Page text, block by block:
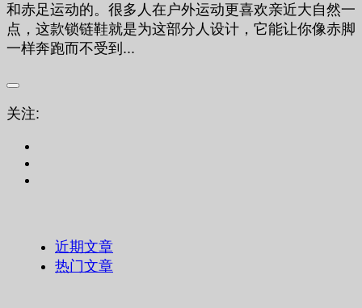
和赤足运动的。很多人在户外运动更喜欢亲近大自然一
点，这款锁链鞋就是为这部分人设计，它能让你像赤脚
一样奔跑而不受到...
关注:
近期文章
热门文章